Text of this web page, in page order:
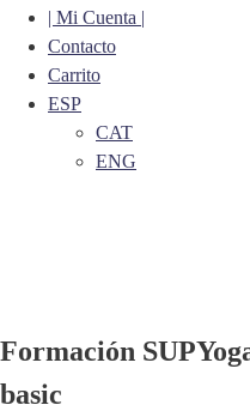
| Mi Cuenta |
Contacto
Carrito
ESP
CAT
ENG
Formación
basic